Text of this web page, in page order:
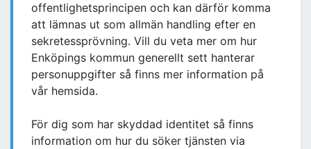
offentlighetsprincipen och kan därför komma
att lämnas ut som allmän handling efter en
sekretessprövning. Vill du veta mer om hur
Enköpings kommun generellt sett hanterar
personuppgifter så finns mer information på
vår hemsida.
För dig som har skyddad identitet så finns
information om hur du söker tjänsten via